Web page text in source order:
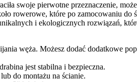
swoje pierwotne przeznaczenie,
rowerowe, które po zamocowaniu do
i ekologicznych rozwiązań,
węża. Możesz dodać dodatkowe
jest stabilna i bezpieczna.
do montażu na ścianie.